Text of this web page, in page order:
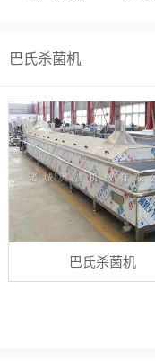
巴氏杀菌机
巴氏杀菌机